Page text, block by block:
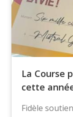
La Course
cette
Fidèle